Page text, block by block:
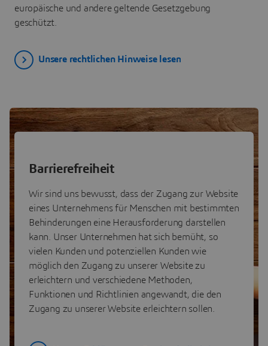
europäische und andere geltende Gesetzgebung
geschützt.
Unsere rechtlichen Hinweise lesen
Barrierefreiheit
Wir sind uns bewusst, dass der Zugang zur Website
eines Unternehmens für Menschen mit bestimmten
Behinderungen eine Herausforderung darstellen
kann. Unser Unternehmen hat sich bemüht, so
vielen Kunden und potenziellen Kunden wie
möglich den Zugang zu unserer Website zu
erleichtern und verschiedene Methoden,
Funktionen und Richtlinien angewandt, die den
Zugang zu unserer Website erleichtern sollen.